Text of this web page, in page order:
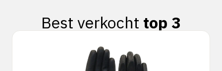
Best verkocht top 3